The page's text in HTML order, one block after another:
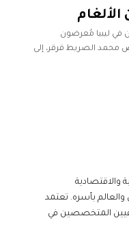
في ليبيا مُعرضون
محمد الصريط قرقر، إلى
لجهاز الأمن الداخلي
والاقتصادية
والعالم بأسره. تعتمد
المتخصصين في